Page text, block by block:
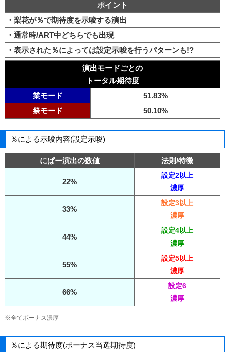
ポイント
・梨花が％で期待度を示唆する演出
・通常時/ART中どちらでも出現
・表示された％によっては設定示唆を行うパターンも!?
演出モードごとの
トータル期待度
業モード
51.83%
祭モード
50.10%
％による示唆内容(設定示唆)
にぱー演出の数値 法則/特徴
22%
設定2以上
濃厚
33%
設定3以上
濃厚
44%
設定4以上
濃厚
55%
設定5以上
濃厚
66%
設定6
濃厚
※全てボーナス濃厚
％による期待度(ボーナス当選期待度)